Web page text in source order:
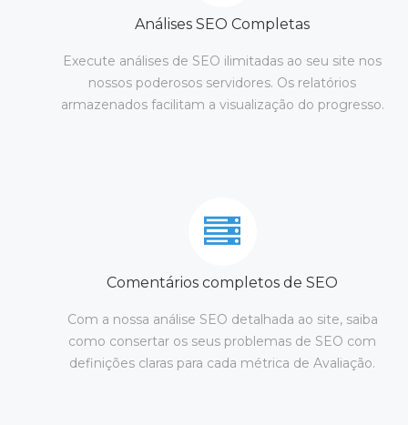
Análises SEO Completas
Execute análises de SEO ilimitadas ao seu site nos
nossos poderosos servidores. Os relatórios
armazenados facilitam a visualização do progresso.
Comentários completos de SEO
Com a nossa análise SEO detalhada ao site, saiba
como consertar os seus problemas de SEO com
definições claras para cada métrica de Avaliação.